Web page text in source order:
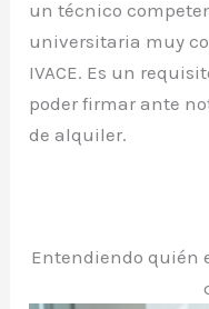
un técnico
universitaria muy
IVACE. Es un
poder firmar ante
de alquiler.
Entendiendo quién